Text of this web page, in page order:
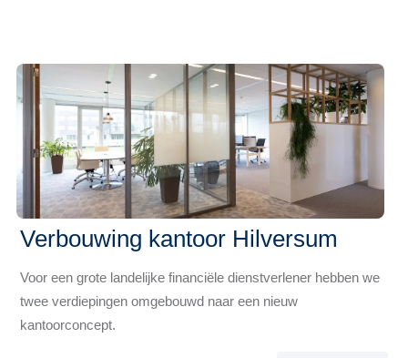
Verbouwing kantoor Hilversum
Voor een grote landelijke financiële dienstverlener hebben we
twee verdiepingen omgebouwd naar een nieuw
kantoorconcept.